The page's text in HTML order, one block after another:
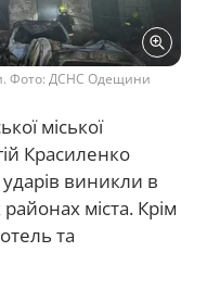
Фото: ДСНС Одещини
міської
Красиленко
виникли в
міста. Крім
та